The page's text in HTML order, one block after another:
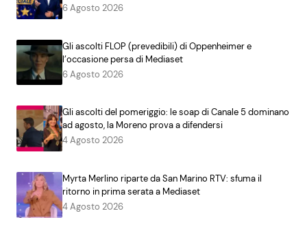
6 Agosto 2026
Gli ascolti FLOP (prevedibili) di Oppenheimer e
l’occasione persa di Mediaset
6 Agosto 2026
Gli ascolti del pomeriggio: le soap di Canale 5 dominano
ad agosto, la Moreno prova a difendersi
4 Agosto 2026
Myrta Merlino riparte da San Marino RTV: sfuma il
ritorno in prima serata a Mediaset
4 Agosto 2026